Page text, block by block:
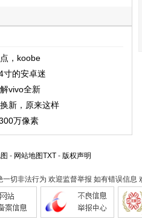
，koobe
寸的安卓迷
vivo全新
新，原来这样
万像素
- 网站地图TXT- 版权声明
一切非法行为 欢迎监督举报 如有错误信息